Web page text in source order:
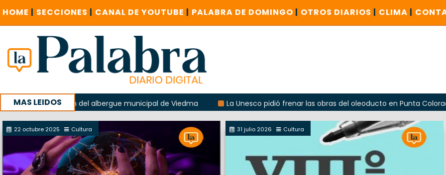
HOME | SECCIONES | CANAL DE YOUTUBE | PALABRA DE DOMINGO | OTROS DIARIOS | CLIMA |
MAS LEIDOS
la explosión del albergue municipal de Viedma La Unesco pidió frenar las obras del oleoducto en Punta Colorada
con un encuentro provincial en Roca
22 octubre 2025 Cultura 31 julio 2026 Cultura